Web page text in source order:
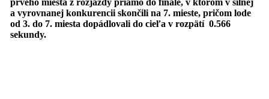
prvého miesta z rozjazdy priamo do finále, v ktorom v silnej
a vyrovnanej konkurencii skončili na 7. mieste, pričom lode
od 3. do 7. miesta dopádlovali do cieľa v rozpätí 0.566
sekundy.